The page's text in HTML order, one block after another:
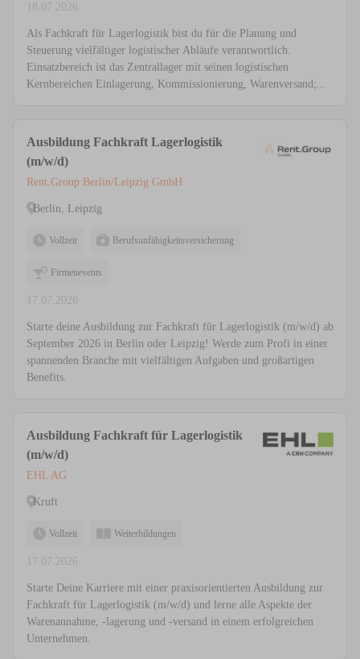
18.07.2026
Als Fachkraft für Lagerlogistik bist du für die Planung und
Steuerung vielfältiger logistischer Abläufe verantwortlich.
Einsatzbereich ist das Zentrallager mit seinen logistischen
Kernbereichen Einlagerung, Kommissionierung, Warenversand;...
Ausbildung Fachkraft Lagerlogistik
(m/w/d)
Rent.Group Berlin/Leipzig GmbH
Berlin, Leipzig
Vollzeit Berufsunfähigkeitsversicherung
Firmenevents
17.07.2026
Starte deine Ausbildung zur Fachkraft für Lagerlogistik (m/w/d) ab
September 2026 in Berlin oder Leipzig! Werde zum Profi in einer
spannenden Branche mit vielfältigen Aufgaben und großartigen
Benefits.
Ausbildung Fachkraft für Lagerlogistik
(m/w/d)
EHL AG
Kruft
Vollzeit Weiterbildungen
17.07.2026
Starte Deine Karriere mit einer praxisorientierten Ausbildung zur
Fachkraft für Lagerlogistik (m/w/d) und lerne alle Aspekte der
Warenannahme, -lagerung und -versand in einem erfolgreichen
Unternehmen.